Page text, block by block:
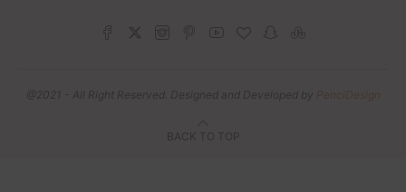
@2021 - All Right Reserved. Designed and Developed by
BACK TO TOP